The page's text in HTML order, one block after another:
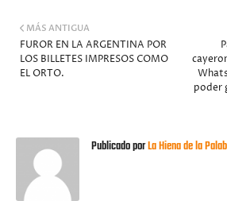
poder
MÁS ANTIGUA
FUROR EN LA ARGENTINA POR
LOS BILLETES IMPRESOS COMO
EL ORTO.
Publicado porLa Hiena de la